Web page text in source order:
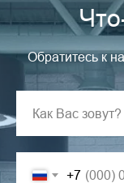
Обратитесь к
+7